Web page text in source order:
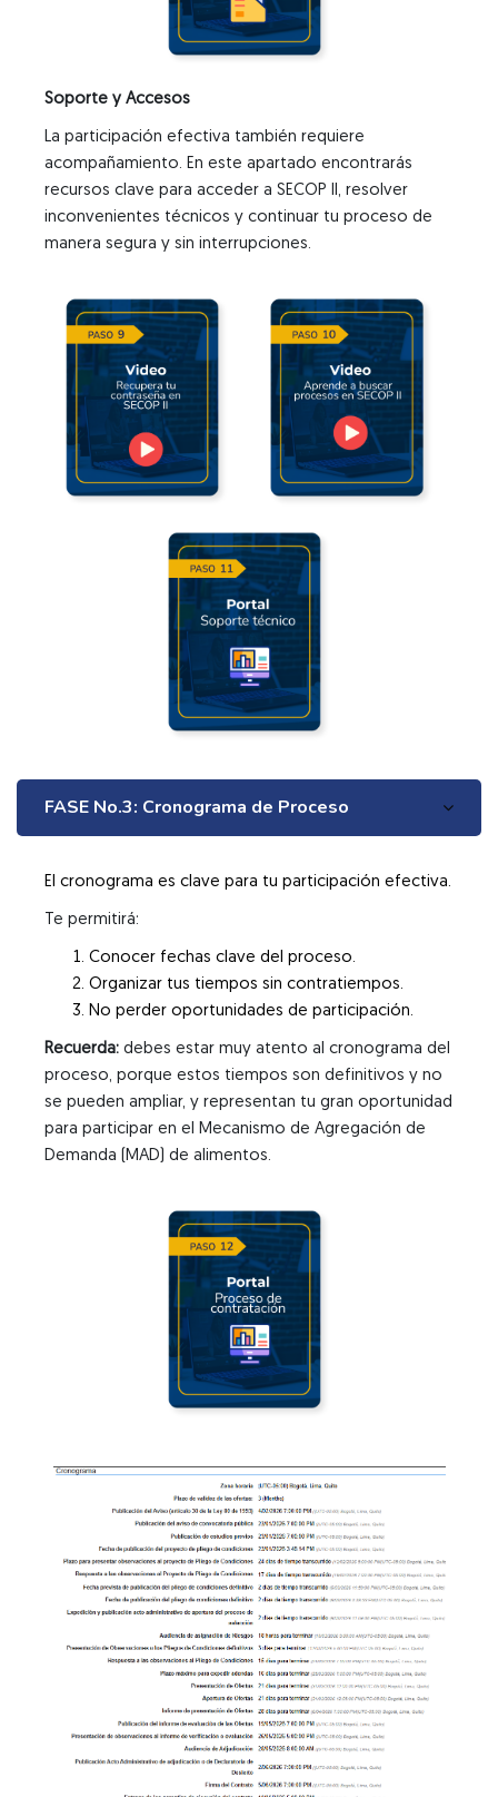
Soporte y Accesos
La participación efectiva también requiere
acompañamiento. En este apartado encontrarás
recursos clave para acceder a SECOP II, resolver
inconvenientes técnicos y continuar tu proceso de
manera segura y sin interrupciones.
FASE No.3: Cronograma de Proceso
El cronograma es clave para tu participación efectiva.
Te permitirá:
Conocer fechas clave del proceso.
Organizar tus tiempos sin contratiempos.
No perder oportunidades de participación.
Recuerda: debes estar muy atento al cronograma del
proceso, porque estos tiempos son definitivos y no
se pueden ampliar, y representan tu gran oportunidad
para participar en el Mecanismo de Agregación de
Demanda (MAD) de alimentos.